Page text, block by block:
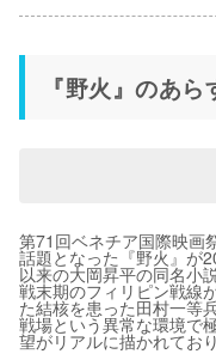
『野火』のあら
第71回ベネチア国際映画
話題となった『野火』が
以来の大岡昇平の同名小
戦末期のフィリピン戦線
た結核を患った田村一等
戦場という異常な環境で
望がリアルに描かれてお